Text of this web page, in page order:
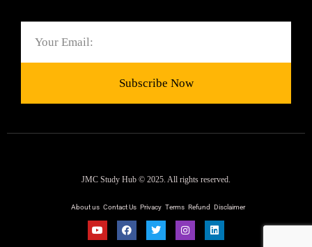
Subscribe Now
JMC Study Hub © 2025. All rights reserved.
About us Contact Us Privacy Terms Refund Disclaimer
Y
o
u
F
a
c
T
w
i
I
n
s
L
i
n